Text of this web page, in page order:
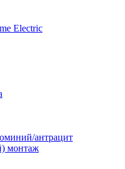
Electric
антрацит
монтаж